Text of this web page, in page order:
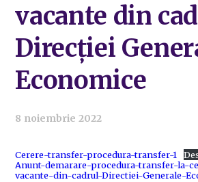
vacante din
Direcției
Economice
8 noiembrie 2022
Cerere-transfer-procedura-transfer-1
Anunt-demarare-procedura-transfer-la-
vacante-din-cadrul-Directiei-Generale-